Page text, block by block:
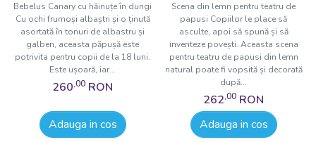
Bebelus Canary cu hăinuțe în dungi
Cu ochi frumoși albaștri și o ținută
asortată în tonuri de albastru și
galben, aceasta păpușă este
potrivita pentru copii de la 18 luni.
Este ușoară, iar...
260,00 RON
Adauga in cos
Scena din lemn pentru teatru de
papusi Copiilor le place să
asculte, apoi să spună și să
inventeze povești. Aceasta scena
pentru teatru de papusi din lemn
natural poate fi vopsită și decorată
după...
262,00 RON
Adauga in cos